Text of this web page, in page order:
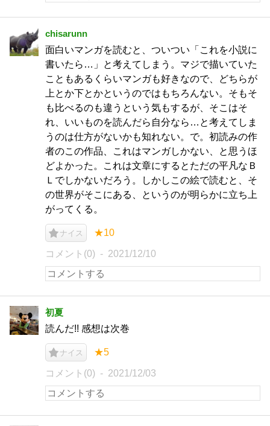
chisarunn
面白いマンガを読むと、ついつい「これを小説に
書いたら…」と考えてしまう。マジで描いていた
こともあるくらいマンガも好きなので、どちらが
上とか下とかというのではもちろんない。そもそ
も比べるのも違うという気もするが、そこはそ
れ、いいものを読んだら自分なら…と考えてしま
うのは仕方がないかも知れない。で。初読みの作
者のこの作品、これはマンガしかない、と思うほ
どよかった。これは文章にするとただの平凡なＢ
Ｌでしかないだろう。しかしこの絵で読むと、そ
の世界がそこにある、というのが明らかに立ち上
がってくる。
ナイス ★10
コメント(0) 2021/12/10
初夏
読んだ!! 感想は次巻
ナイス ★5
コメント(0) 2021/12/03